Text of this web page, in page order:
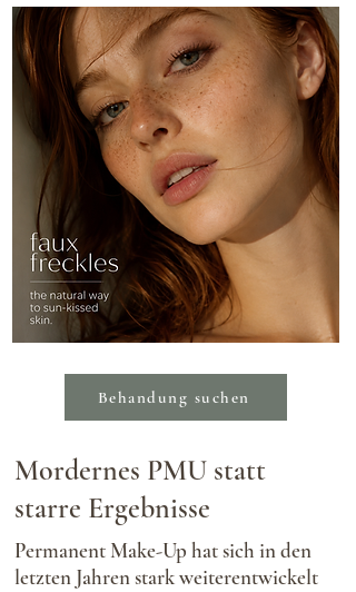
Behandung suchen
Mordernes PMU statt
starre Ergebnisse
Permanent Make-Up hat sich in den
letzten Jahren stark weiterentwickelt